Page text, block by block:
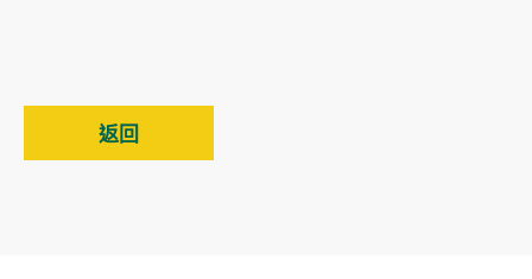
返回